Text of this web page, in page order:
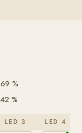
%
%
LED 3 LED 4